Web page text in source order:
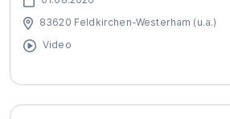
83620 Feldkirchen-Westerham (u.a.)
Video